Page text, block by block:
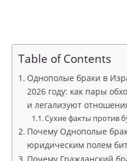
Table of Contents
Однополые браки в
2026 году: как пары
и легализуют
Сухие факты против
Почему Однополые
юридическим полем